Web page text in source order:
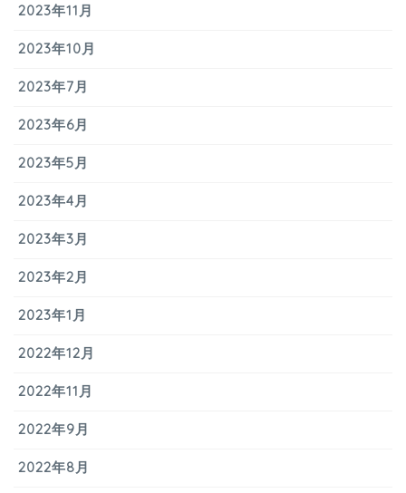
2023年11月
2023年10月
2023年7月
2023年6月
2023年5月
2023年4月
2023年3月
2023年2月
2023年1月
2022年12月
2022年11月
2022年9月
2022年8月